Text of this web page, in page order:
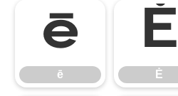
ē
ē
Ė
Ė